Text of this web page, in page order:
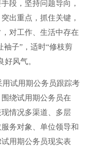
段，坚持问题导向，
出重点，抓住关键，
对工作、生活中存在
袖子”，适时“修枝剪
风气。
试用期公务员跟踪考
绕试用期公务员在
情况多渠道、多层
务对象、单位领导和
用期公务员现实表